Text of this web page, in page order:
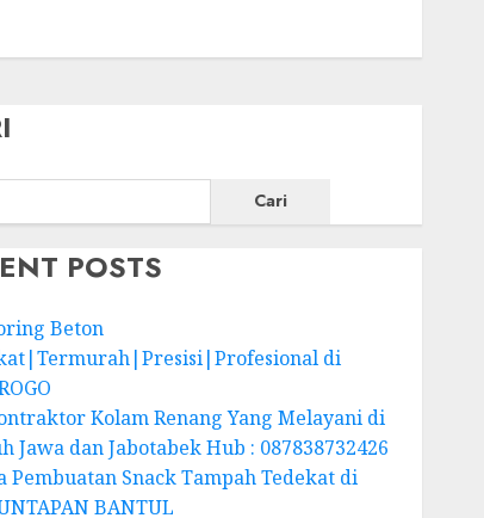
Cari
POSTS
Beton
di
Kolam Renang Yang Melayani di
Jawa dan Jabotabek Hub : 087838732426
Pembuatan Snack Tampah Tedekat di
BANTUL